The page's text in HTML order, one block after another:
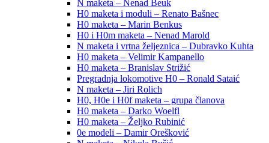
N maketa – Nenad Beuk
H0 maketa i moduli – Renato Bašnec
H0 maketa – Marin Benkus
H0 i H0m maketa – Nenad Marold
N maketa i vrtna željeznica – Dubravko Kuhta
H0 maketa – Velimir Kampanello
H0 maketa – Branislav Strižić
Pregradnja lokomotive H0 – Ronald Sataić
N maketa – Jiri Rolich
H0, H0e i H0f maketa – grupa članova
H0 maketa – Darko Woelfl
H0 maketa – Željko Rubinić
0e modeli – Damir Orešković